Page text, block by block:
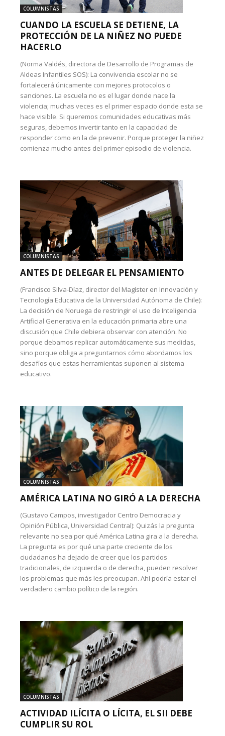
COLUMNISTAS
CUANDO LA ESCUELA SE DETIENE, LA
PROTECCIÓN DE LA NIÑEZ NO PUEDE
HACERLO
(Norma Valdés, directora de Desarrollo de Programas de
Aldeas Infantiles SOS): La convivencia escolar no se
fortalecerá únicamente con mejores protocolos o
sanciones. La escuela no es el lugar donde nace la
violencia; muchas veces es el primer espacio donde esta se
hace visible. Si queremos comunidades educativas más
seguras, debemos invertir tanto en la capacidad de
responder como en la de prevenir. Porque proteger la niñez
comienza mucho antes del primer episodio de violencia.
COLUMNISTAS
ANTES DE DELEGAR EL PENSAMIENTO
(Francisco Silva-Díaz, director del Magíster en Innovación y
Tecnología Educativa de la Universidad Autónoma de Chile):
La decisión de Noruega de restringir el uso de Inteligencia
Artificial Generativa en la educación primaria abre una
discusión que Chile debiera observar con atención. No
porque debamos replicar automáticamente sus medidas,
sino porque obliga a preguntarnos cómo abordamos los
desafíos que estas herramientas suponen al sistema
educativo.
COLUMNISTAS
AMÉRICA LATINA NO GIRÓ A LA DERECHA
(Gustavo Campos, investigador Centro Democracia y
Opinión Pública, Universidad Central): Quizás la pregunta
relevante no sea por qué América Latina gira a la derecha.
La pregunta es por qué una parte creciente de los
ciudadanos ha dejado de creer que los partidos
tradicionales, de izquierda o de derecha, pueden resolver
los problemas que más les preocupan. Ahí podría estar el
verdadero cambio político de la región.
COLUMNISTAS
ACTIVIDAD ILÍCITA O LÍCITA, EL SII DEBE
CUMPLIR SU ROL